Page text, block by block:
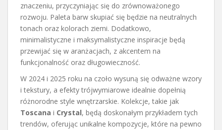
znaczeniu, przyczyniając się do zrównoważonego
rozwoju. Paleta barw skupiać się będzie na neutralnych
tonach oraz kolorach ziemi. Dodatkowo,
minimalistyczne i maksymalistyczne inspiracje będą
przewijać się w aranżacjach, z akcentem na
funkcjonalność oraz długowieczność.
W 2024 i 2025 roku na czoło wysuną się odważne wzory
i tekstury, a efekty trójwymiarowe idealnie dopełnią
różnorodne style wnętrzarskie. Kolekcje, takie jak
Toscana i Crystal, będą doskonałym przykładem tych
trendów, oferując unikalne kompozycje, które na pewno